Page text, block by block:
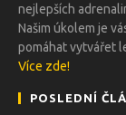
nejlepších
Našim úkolem je
pomáhat vytvářet
Více zde!
POSLEDNÍ